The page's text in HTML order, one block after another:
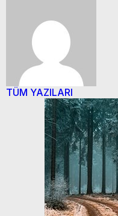
TÜM YAZILARI